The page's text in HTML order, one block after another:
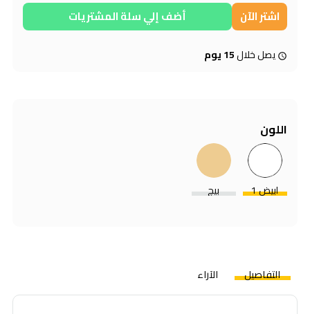
اشتر الآن أضف إلي سلة المشتريات
يصل خلال15 يوم
اللون
ابيض 1 بيچ
التفاصيل الآراء